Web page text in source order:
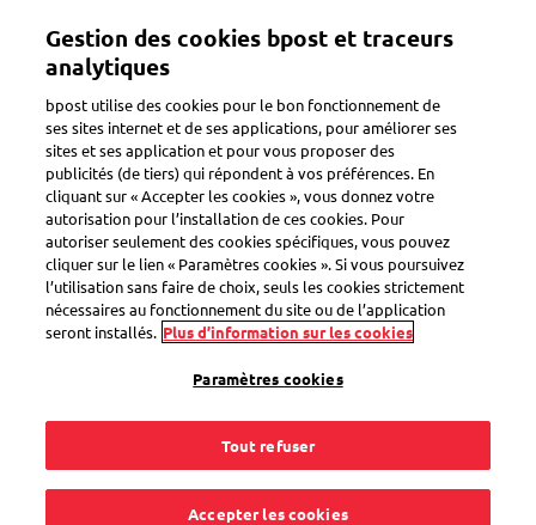
contenu
Toggle navigation
Retour
Gestion des cookies bpost et traceurs
analytiques
bpost utilise des cookies pour le bon fonctionnement de
ses sites internet et de ses applications, pour améliorer ses
sites et ses application et pour vous proposer des
publicités (de tiers) qui répondent à vos préférences. En
cliquant sur « Accepter les cookies », vous donnez votre
autorisation pour l’installation de ces cookies. Pour
autoriser seulement des cookies spécifiques, vous pouvez
cliquer sur le lien « Paramètres cookies ». Si vous poursuivez
l’utilisation sans faire de choix, seuls les cookies strictement
nécessaires au fonctionnement du site ou de l’application
seront installés. Plus d’information sur les cookies
Paramètres cookies
Tout refuser
Accepter les cookies